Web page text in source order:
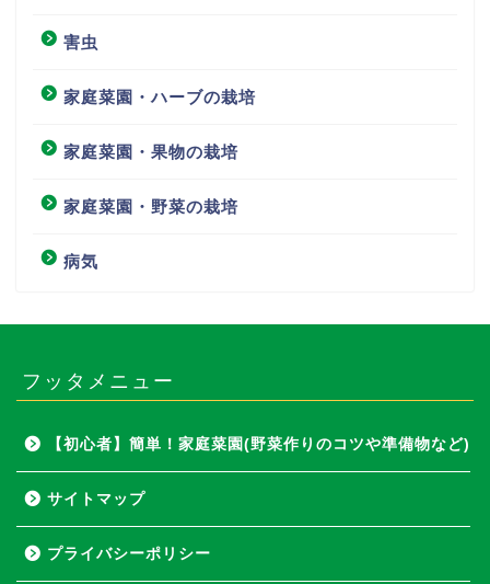
害虫
家庭菜園・ハーブの栽培
家庭菜園・果物の栽培
家庭菜園・野菜の栽培
病気
フッタメニュー
【初心者】簡単！家庭菜園(野菜作りのコツや準備物など)
サイトマップ
プライバシーポリシー